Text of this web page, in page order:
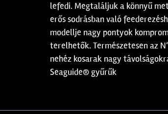
lefedi. Megtaláljuk a könnyű
erős sodrásban való
modellje nagy pontyok
terelhetők. Természetesen az
nehéz kosarak nagy
Seaguide® gyűrűk